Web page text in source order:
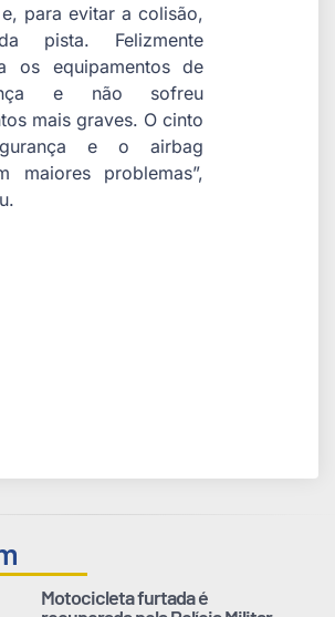
para evitar a colisão,
pista. Felizmente
os equipamentos de
e não sofreu
mais graves. O cinto
e o airbag
maiores problemas”,
Motocicleta furtada é